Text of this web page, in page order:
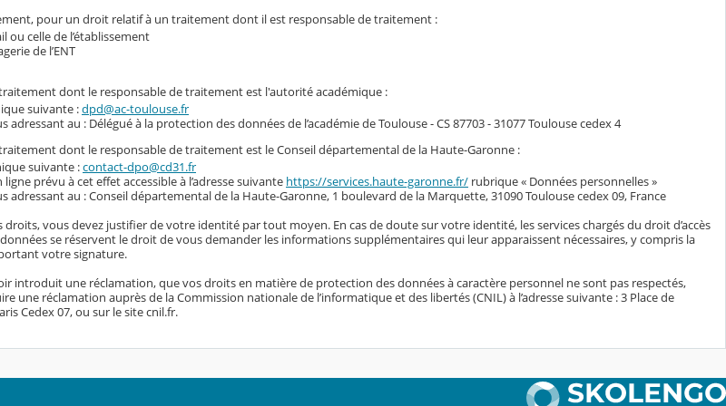
pour un droit relatif à un traitement dont il est responsable de traitement :
ou celle de l’établissement
de l’ENT
dont le responsable de traitement est l'autorité académique :
suivante :dpd@ac-toulouse.fr
adressant au : Délégué à la protection des données de l’académie de Toulouse - CS 87703 - 31077 Toulouse cedex 4
dont le responsable de traitement est le Conseil départemental de la Haute-Garonne :
suivante :contact-dpo@cd31.fr
prévu à cet effet accessible à l’adresse suivante https://services.haute-garonne.fr/ rubrique « Données personnelles »
adressant au : Conseil départemental de la Haute-Garonne, 1 boulevard de la Marquette, 31090 Toulouse cedex 09, France
droits, vous devez justifier de votre identité par tout moyen. En cas de doute sur votre identité, les services chargés du droit d’accès
se réservent le droit de vous demander les informations supplémentaires qui leur apparaissent nécessaires, y compris la
votre signature.
introduit une réclamation, que vos droits en matière de protection des données à caractère personnel ne sont pas respectés,
une réclamation auprès de la Commission nationale de l’informatique et des libertés (CNIL) à l’adresse suivante : 3 Place de
Cedex 07, ou sur le site cnil.fr.